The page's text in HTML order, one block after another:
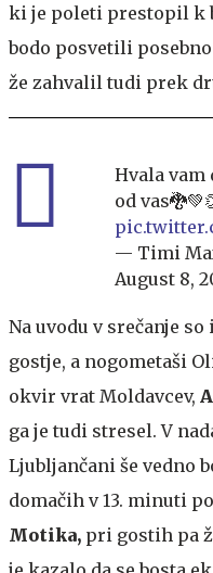
ki je poleti prestopil k
bodo posvetili
že zahvalil tudi prek
Hvala vam
od
— Timi
August 8,
Na uvodu v srečanje
gostje, a nogometaši
okvir vrat Moldavcev,
ga je tudi stresel. V
Ljubljančani še vedno
domačih v 13. minuti
Motika, pri gostih pa